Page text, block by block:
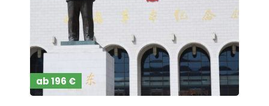
ab 196 €